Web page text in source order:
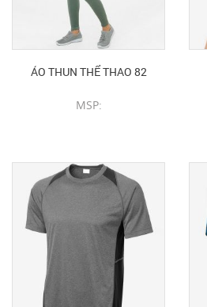
ÁO THUN THỂ THAO 82
MSP: